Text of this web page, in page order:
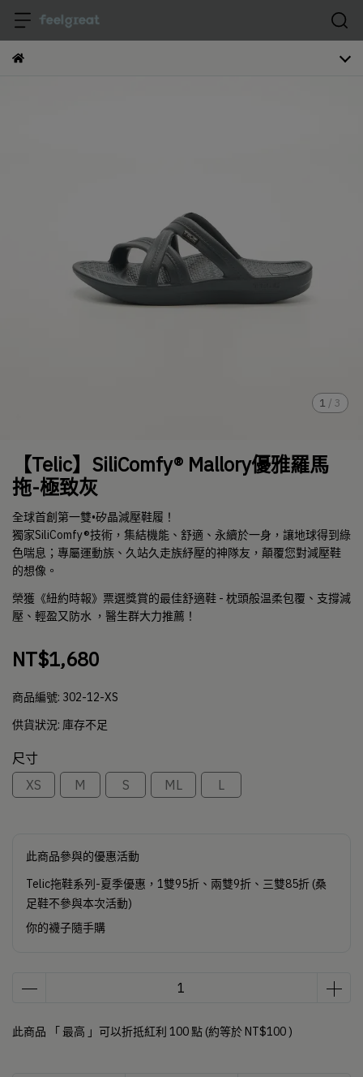
1 / 3
【Telic】SiliComfy® Mallory優雅羅馬
拖-極致灰
全球首創第一雙•矽晶減壓鞋履！
獨家SiliComfy®技術，集結機能、舒適、永續於一身，讓地球得到綠
色喘息；專屬運動族、久站久走族紓壓的神隊友，顛覆您對減壓鞋
的想像。
榮獲《紐約時報》票選獎賞的最佳舒適鞋 - 枕頭般温柔包覆、支撐減
壓、輕盈又防水 ，醫生群大力推薦！
NT$1,680
商品編號: 302-12-XS
供貨狀況: 庫存不足
尺寸
XS
M S ML L
此商品參與的優惠活動
Telic拖鞋系列-夏季優惠，1雙95折、兩雙9折、三雙85折 (桑
足鞋不參與本次活動)
你的襪子隨手購
此商品 「 最高 」可以折抵紅利 100點 (約等於NT$100)